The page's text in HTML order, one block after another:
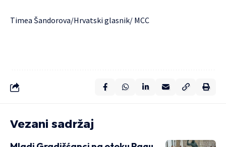
Timea Šandorova/Hrvatski glasnik/ MCC
Vezani sadržaj